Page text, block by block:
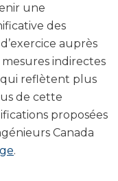
une
des
auprès
indirectes
reflètent plus
de cette
proposées
Canada
.